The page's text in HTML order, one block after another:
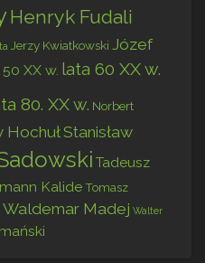
Henryk Fudali
Jerzy Kwiatkowski Józef
XX w. lata 60 XX w.
80. XX w. Norbert
HochułStanisław
Tadeusz
KalideTomasz
Waldemar Madej Walter